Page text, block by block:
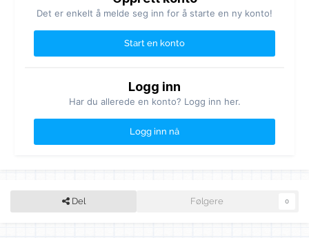
Det er enkelt å melde seg inn for å starte en ny konto!
Start en konto
Logg inn
Har du allerede en konto? Logg inn her.
Logg inn nå
Del Følgere 0